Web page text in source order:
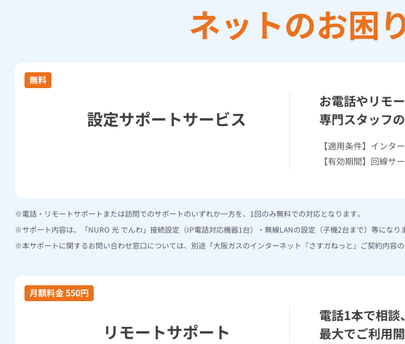
ネットのお困
無料
設定サポートサービス
お電話やリモ
専門スタッフ
【適用条件】インタ
【有効期間】回線サ
電話・リモートサポートまたは訪問でのサポートのいずれか一方を、1回のみ無料での対応となります。
サポート内容は、「NURO 光 でんわ」接続設定（IP電話対応機器1台）・無線LANの設定（子機2台まで）等になり
本サポートに関するお問い合わせ窓口については、別途「大阪ガスのインターネット『さすガねっと』ご契約内容の
月額料金 550円
リモートサポート
電話1本で相談、
最大でご利用